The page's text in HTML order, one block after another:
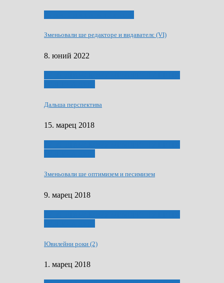
Зменьовали ше редакторе и видавателє (VI)
8. юний 2022
Дальша перспектива
15. марец 2018
Зменьовали ше оптимизем и песимизем
9. марец 2018
Ювилейни роки (2)
1. марец 2018